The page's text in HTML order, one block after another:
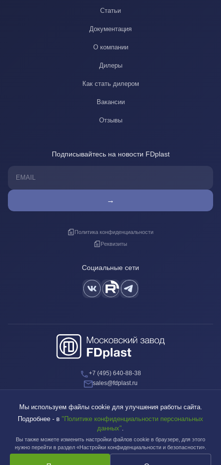
Статьи
Документация
О компании
Дилеры
Как стать дилером
Вакансии
Отзывы
Подписывайтесь на новости FDplast
→
Политика конфиденциальности
Реквизиты
Социальные сети
+7 (495) 640-88-38
sales@fdplast.ru
Московский завод FDplast™ | © 2003-2026
Мы используем файлы cookie для улучшения работы сайта.
Подробнее - в "Политике конфиденциальности персональных
данных".
Вы также можете изменить настройки файлов cookie в браузере, для этого
нужно перейти в раздел «Настройки конфиденциальности и безопасности».